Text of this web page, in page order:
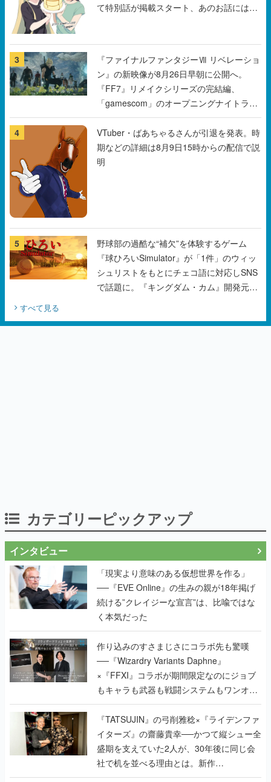
て特別話が掲載スタート、あのお話には…
3
『ファイナルファンタジーⅦ リベレーショ
ン』の新映像が8月26日早朝に公開へ。
『FF7』リメイクシリーズの完結編、
「gamescom」のオープニングナイトライ
ブにてディレクターの浜口直樹氏が登壇す
る予定
4
VTuber・ばあちゃるさんが引退を発表。時
期などの詳細は8月9日15時からの配信で説
明
5
野球部の過酷な“補欠”を体験するゲーム
『球ひろいSimulator』が「1件」のウィッ
シュリストをもとにチェコ語に対応しSNS
で話題に。『キングダム・カム』開発元や
すべて見る
カテゴリーピックアップ
インタビュー
「現実より意味のある仮想世界を作る」
──『EVE Online』の生みの親が18年掲げ
続ける”クレイジーな宣言”は、比喩ではな
く本気だった
作り込みのすさまじさにコラボ先も驚嘆
──『Wizardry Variants Daphne』
×『FFXI』コラボが期間限定なのにジョブ
もキャラも武器も戦闘システムもワンオフ
で作り込まれた理由を両ディレクターに聞
く
『TATSUJIN』の弓削雅稔×『ライデンファ
イターズ』の齋藤貴幸──かつて縦シュー全
盛期を支えていた2人が、30年後に同じ会
社で机を並べる理由とは。新作
『TATSUJIN EXTREME』で初タッグを組